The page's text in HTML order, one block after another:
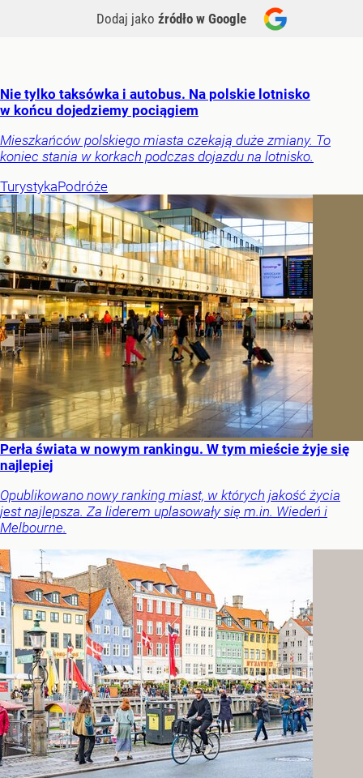
Dodaj jako źródło w Google
Nie tylko taksówka i autobus. Na polskie lotnisko
w końcu dojedziemy pociągiem
Mieszkańców polskiego miasta czekają duże zmiany. To
koniec stania w korkach podczas dojazdu na lotnisko.
TurystykaPodróże
Perła świata w nowym rankingu. W tym mieście żyje się
najlepiej
Opublikowano nowy ranking miast, w których jakość życia
jest najlepsza. Za liderem uplasowały się m.in. Wiedeń i
Melbourne.